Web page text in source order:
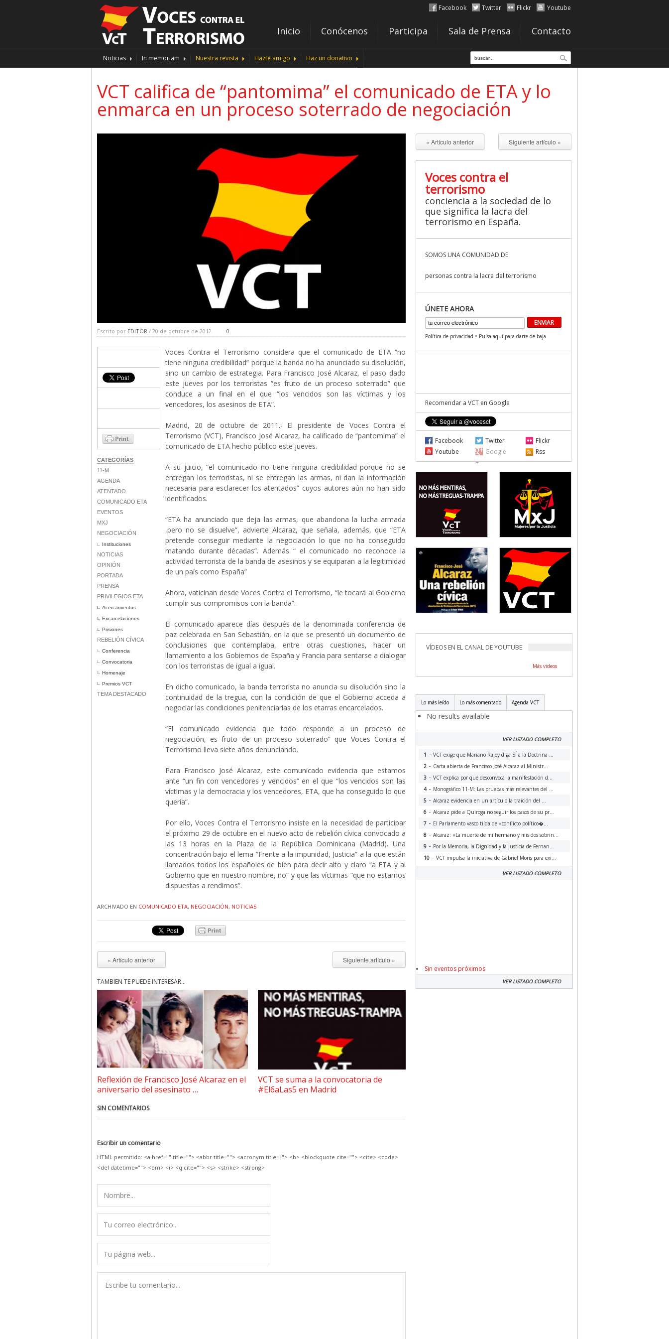
Facebook Twitter Flickr Youtube
Inicio Conócenos Participa Sala de Prensa Contacto
Noticias In memoriam Nuestra revista Hazte amigo Haz un donativo
VCT califica de “pantomima” el comunicado de ETA y lo
enmarca en un proceso soterrado de negociación
Escrito por EDITOR / 20 de octubre de 2012 0
CATEGORÍAS
11-M
AGENDA
ATENTADO
COMUNICADO ETA
EVENTOS
MXJ
NEGOCIACIÓN
Instituciones
NOTICIAS
OPINIÓN
PORTADA
PRENSA
PRIVILEGIOS ETA
Acercamientos
Excarcelaciones
Prisiones
REBELIÓN CÍVICA
Conferencia
Convocatoria
Homenaje
Premios VCT
TEMA DESTACADO
Voces Contra el Terrorismo considera que el comunicado de ETA “no
tiene ninguna credibilidad” porque la banda no ha anunciado su disolución,
sino un cambio de estrategia. Para Francisco José Alcaraz, el paso dado
este jueves por los terroristas “es fruto de un proceso soterrado” que
conduce a un final en el que “los vencidos son las víctimas y los
vencedores, los asesinos de ETA”.
Madrid, 20 de octubre de 2011.- El presidente de Voces Contra el
Terrorismo (VCT), Francisco José Alcaraz, ha calificado de “pantomima” el
comunicado de ETA hecho público este jueves.
A su juicio, “el comunicado no tiene ninguna credibilidad porque no se
entregan los terroristas, ni se entregan las armas, ni dan la información
necesaria para esclarecer los atentados” cuyos autores aún no han sido
identificados.
“ETA ha anunciado que deja las armas, que abandona la lucha armada
,pero no se disuelve”, advierte Alcaraz, que señala, además, que “ETA
pretende conseguir mediante la negociación lo que no ha conseguido
matando durante décadas”. Además “ el comunicado no reconoce la
actividad terrorista de la banda de asesinos y se equiparan a la legitimidad
de un país como España”
Ahora, vaticinan desde Voces Contra el Terrorismo, “le tocará al Gobierno
cumplir sus compromisos con la banda”.
El comunicado aparece días después de la denominada conferencia de
paz celebrada en San Sebastián, en la que se presentó un documento de
conclusiones que contemplaba, entre otras cuestiones, hacer un
llamamiento a los Gobiernos de España y Francia para sentarse a dialogar
con los terroristas de igual a igual.
En dicho comunicado, la banda terrorista no anuncia su disolución sino la
continuidad de la tregua, con la condición de que el Gobierno acceda a
negociar las condiciones penitenciarias de los etarras encarcelados.
“El comunicado evidencia que todo responde a un proceso de
negociación, es fruto de un proceso soterrado” que Voces Contra el
Terrorismo lleva siete años denunciando.
Para Francisco José Alcaraz, este comunicado evidencia que estamos
ante “un fin con vencedores y vencidos” en el que “los vencidos son las
víctimas y la democracia y los vencedores, ETA, que ha conseguido lo que
quería”.
Por ello, Voces Contra el Terrorismo insiste en la necesidad de participar
el próximo 29 de octubre en el nuevo acto de rebelión cívica convocado a
las 13 horas en la Plaza de la República Dominicana (Madrid). Una
concentración bajo el lema “Frente a la impunidad, Justicia” a la que están
llamados todos los españoles de bien para decir alto y claro “a ETA y al
Gobierno que en nuestro nombre, no” y que las víctimas “que no estamos
dispuestas a rendirnos”.
ARCHIVADO EN COMUNICADO ETA, NEGOCIACIÓN, NOTICIAS
« Artículo anterior Siguiente artículo »
TAMBIÉN TE PUEDE INTERESAR...
Reflexión de Francisco José Alcaraz en el
aniversario del asesinato …
VCT se suma a la convocatoria de
#El6aLas5 en Madrid
SIN COMENTARIOS
Escribir un comentario
HTML permitido: <a href="" title=""> <abbr title=""> <acronym title=""> <b> <blockquote cite=""> <cite> <code>
<del datetime=""> <em> <i> <q cite=""> <s> <strike> <strong>
« Artículo anterior Siguiente artículo »
Voces contra el
terrorismo
conciencia a la sociedad de lo
que significa la lacra del
terrorismo en España.
SOMOS UNA COMUNIDAD DE
personas contra la lacra del terrorismo
ÚNETE AHORA
Política de privacidad • Pulsa aquí para darte de baja
Recomendar a VCT en Google
Facebook Twitter
Flickr
Youtube
Google
+
Rss
VÍDEOS EN EL CANAL DE YOUTUBE
Más videos
Lo más leído Lo más comentado Agenda VCT
No results available
VER LISTADO COMPLETO
1 - VCT exige que Mariano Rajoy diga SÍ a la Doctrina ...
2 - Carta abierta de Francisco José Alcaraz al Ministr...
3 - VCT explica por qué desconvoca la manifestación d...
4- Monográfico 11-M: Las pruebas más relevantes del ...
5 - Alcaraz evidencia en un artículo la traición del ...
6 - Alcaraz pide a Quiroga no seguir los pasos de su pr...
7 - El Parlamento vasco tilda de «conflicto político�...
8 - Alcaraz: «La muerte de mi hermano y mis dos sobrin...
9 - Por la Memoria, la Dignidad y la Justicia de Fernan...
10 - VCT impulsa la iniciativa de Gabriel Moris para exi...
VER LISTADO COMPLETO
Sin eventos próximos
VER LISTADO COMPLETO